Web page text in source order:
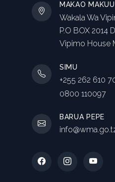
MAKAO MAKUU
Wakala Wa
P.O BOX 2014
Vipimo House
SIMU
+255 262 610
0800 110097
BARUA PEPE